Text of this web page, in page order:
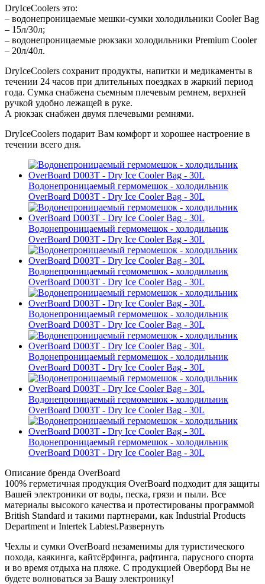
DryIceCoolers это:
– водонепроницаемые мешки-сумки холодильники Cooler Bag
– 15л/30л;
– водонепроницаемые рюкзаки холодильники Premium Cooler
– 20л/40л.
DryIceCoolers сохранит продукты, напитки и медикаменты в
течении 24 часов при длительных поездках в жаркий период
года. Сумка снабжена съемным плечевым ремнем, верхней
ручкой удобно лежащей в руке.
А рюкзак снабжен двумя плечевыми ремнями.
DryIceCoolers подарит Вам комфорт и хорошее настроение в
течении всего дня.
Водонепроницаемый гермомешок - холодильник
OverBoard D003T - Dry Ice Cooler Bag - 30L
Водонепроницаемый гермомешок - холодильник
OverBoard D003T - Dry Ice Cooler Bag - 30L
Водонепроницаемый гермомешок - холодильник
OverBoard D003T - Dry Ice Cooler Bag - 30L
Водонепроницаемый гермомешок - холодильник
OverBoard D003T - Dry Ice Cooler Bag - 30L
Водонепроницаемый гермомешок - холодильник
OverBoard D003T - Dry Ice Cooler Bag - 30L
Водонепроницаемый гермомешок - холодильник
OverBoard D003T - Dry Ice Cooler Bag - 30L
Водонепроницаемый гермомешок - холодильник
OverBoard D003T - Dry Ice Cooler Bag - 30L
Описание бренда OverBoard
100% герметичная продукция OverBoard подходит для защиты
Вашей электроники от воды, песка, грязи и пыли. Все
материалы высокого качества и протестированы программой
British Standard и такими партнерами, как Industrial Products
Department и Intertek Labtest.Развернуть
Чехлы и сумки OverBoard незаменимы для туристического
похода, каякинга, кайтсёрфинга, рафтинга, парусного спорта
и во время отдыха на пляже. С продукцией Оверборд Вы не
будете волноваться за Вашу электронику!